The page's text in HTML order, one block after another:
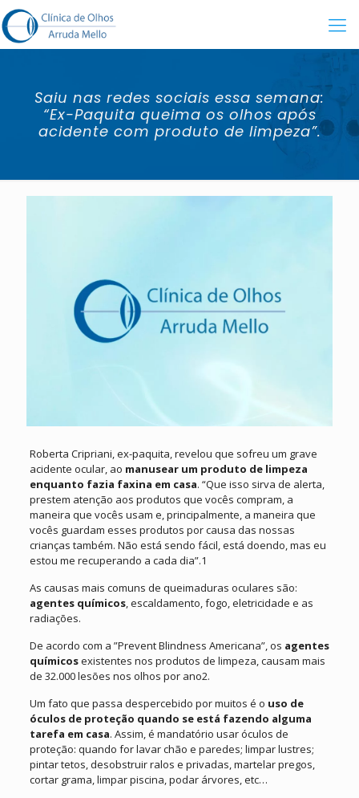
Saiu nas redes sociais essa semana:
“Ex-Paquita queima os olhos após
acidente com produto de limpeza”.
Roberta Cripriani, ex-paquita, revelou que sofreu um grave
acidente ocular, ao manusear um produto de limpeza
enquanto fazia faxina em casa. “Que isso sirva de alerta,
prestem atenção aos produtos que vocês compram, a
maneira que vocês usam e, principalmente, a maneira que
vocês guardam esses produtos por causa das nossas
crianças também. Não está sendo fácil, está doendo, mas eu
estou me recuperando a cada dia”.1
As causas mais comuns de queimaduras oculares são:
agentes químicos, escaldamento, fogo, eletricidade e as
radiações.
De acordo com a ”Prevent Blindness Americana”, os agentes
químicosexistentes nos produtos de limpeza, causam mais
de 32.000 lesões nos olhos por ano2.
Um fato que passa despercebido por muitos é o uso de
óculos de proteção quando se está fazendo alguma
tarefa em casa. Assim, é mandatório usar óculos de
proteção: quando for lavar chão e paredes; limpar lustres;
pintar tetos, desobstruir ralos e privadas, martelar pregos,
cortar grama, limpar piscina, podar árvores, etc…